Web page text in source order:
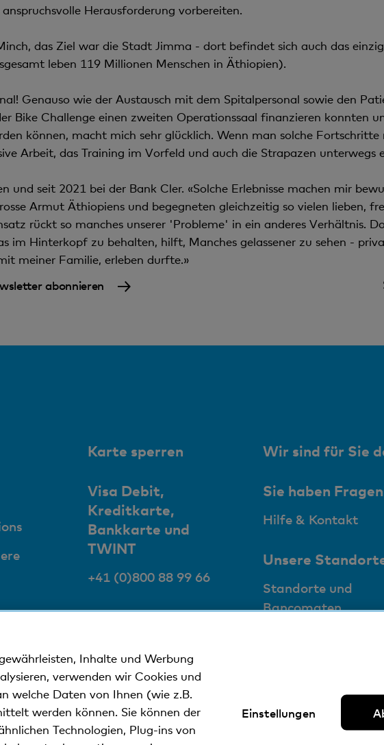
Herausforderung vorbereiten.
das Ziel war die Stadt Jimma - dort befindet sich auch das
leben 119 Millionen Menschen in Äthiopien).
Genauso wie der Austausch mit dem Spitalpersonal sowie den
Bike Challenge einen zweiten Operationssaal finanzieren konnten
können, macht mich sehr glücklich. Wenn man solche
Arbeit, das Training im Vorfeld und auch die Strapazen unterwegs
und seit 2021 bei der Bank Cler. «Solche Erlebnisse machen mir
Armut Äthiopiens und begegneten gleichzeitig so vielen lieben,
rückt so manches unserer 'Probleme' in ein anderes Verhältnis.
im Hinterkopf zu behalten, hilft, Manches gelassener zu sehen -
meiner Familie, erleben durfte.»
abonnieren
Karte sperren
Visa Debit,
Kreditkarte,
Bankkarte und
TWINT
+41 (0)800 88 99 66
Wir sind für Sie
Sie haben
Hilfe & Kontakt
Unsere
Standorte und
Bancomaten
DatenschutzerklärungImpressum
Inhalte und Werbung
verwenden wir Cookies und
welche Daten von Ihnen (wie z.B.
werden können. Sie können der
Technologien, Plug-ins von
Einstellungen